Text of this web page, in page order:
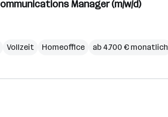
Manager (m/w/d)
Vollzeit Homeoffice ab 4.700 € monatlich